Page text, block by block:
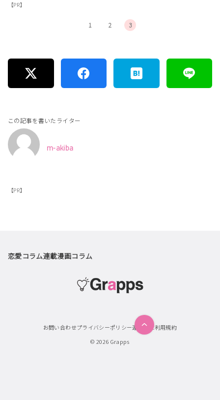
【PR】
1 2 3
この記事を書いたライター
m-akiba
【PR】
恋愛コラム連載漫画コラム
お問い合わせプライバシーポリシー運営会社利用規約
© 2026 Grapps